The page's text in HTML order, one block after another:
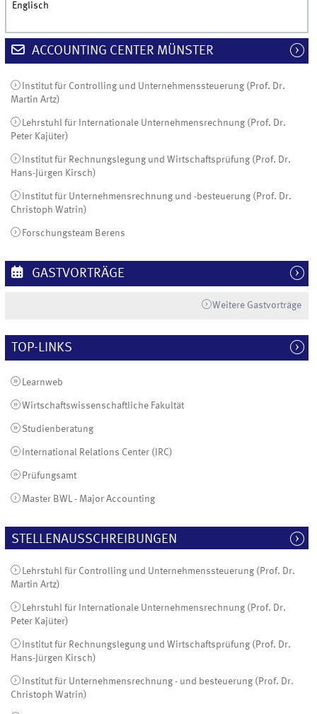
Englisch
ACCOUNTING CENTER MÜNSTER
Institut für Controlling und Unternehmenssteuerung (Prof. Dr.
Martin Artz)
Lehrstuhl für Internationale Unternehmensrechnung (Prof. Dr.
Peter Kajüter)
Institut für Rechnungslegung und Wirtschaftsprüfung (Prof. Dr.
Hans-Jürgen Kirsch)
Institut für Unternehmensrechnung und -besteuerung (Prof. Dr.
Christoph Watrin)
Forschungsteam Berens
GASTVORTRÄGE
Weitere Gastvorträge
TOP-LINKS
Learnweb
Wirtschaftswissenschaftliche Fakultät
Studienberatung
International Relations Center (IRC)
Prüfungsamt
Master BWL - Major Accounting
STELLENAUSSCHREIBUNGEN
Lehrstuhl für Controlling und Unternehmenssteuerung (Prof. Dr.
Martin Artz)
Lehrstuhl für Internationale Unternehmensrechnung (Prof. Dr.
Peter Kajüter)
Institut für Rechnungslegung und Wirtschaftsprüfung (Prof. Dr.
Hans-Jürgen Kirsch)
Institut für Unternehmensrechnung - und besteuerung (Prof. Dr.
Christoph Watrin)